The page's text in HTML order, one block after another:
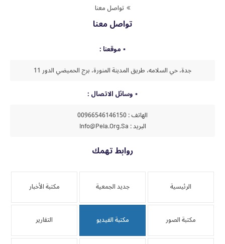
تواصل معنا
تواصل معنا
موقعنا :
جدة، حي السلامه، طريق المدينة المنورة، برج الحميضي الدور 11
وسائل الاتصال :
الهاتف : 00966546146150
البريد : Info@peia.org.sa
روابط تهمك
الرئيسية جديد الجمعية مكتبة الأخبار
مكتبة الصور مكتبة الفيديو التقارير